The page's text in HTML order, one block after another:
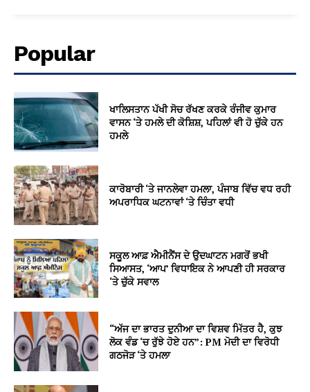
Popular
ਖਾਲਿਸਤਾਨ ਪੱਖੀ ਸੋਚ ਰੱਖਣ ਕਰਕੇ ਰੰਜੀਵ ਕੁਮਾਰ
ਵਾਸਨ ‘ਤੇ ਹਮਲੇ ਦੀ ਕੋਸ਼ਿਸ਼, ਪਹਿਲਾਂ ਵੀ ਹੋ ਚੁੱਕੇ ਹਨ
ਹਮਲੇ
ਕਾਰੋਬਾਰੀ ‘ਤੇ ਜਾਨਲੇਵਾ ਹਮਲਾ, ਪੰਜਾਬ ਵਿੱਚ ਵਧ ਰਹੀ
ਅਪਰਾਧਿਕ ਘਟਨਾਵਾਂ ‘ਤੇ ਚਿੰਤਾ ਵਧੀ
ਸਕੂਲ ਆਫ਼ ਐਮੀਨੈਂਸ ਦੇ ਉਦਘਾਟਨ ਮਗਰੋਂ ਭਖੀ
ਸਿਆਸਤ, ‘ਆਪ’ ਵਿਧਾਇਕ ਨੇ ਆਪਣੀ ਹੀ ਸਰਕਾਰ
‘ਤੇ ਚੁੱਕੇ ਸਵਾਲ
“ਅੱਜ ਦਾ ਭਾਰਤ ਦੁਨੀਆ ਦਾ ਵਿਸ਼ਵ ਮਿੱਤਰ ਹੈ, ਕੁਝ
ਲੋਕ ਵੰਡ ‘ਚ ਰੁੱਝੇ ਹੋਏ ਹਨ”: PM ਮੋਦੀ ਦਾ ਵਿਰੋਧੀ
ਗਠਜੋੜ ‘ਤੇ ਹਮਲਾ